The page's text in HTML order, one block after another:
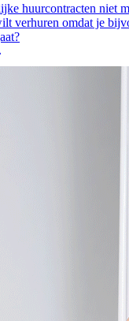
huurcontracten niet
verhuren omdat je